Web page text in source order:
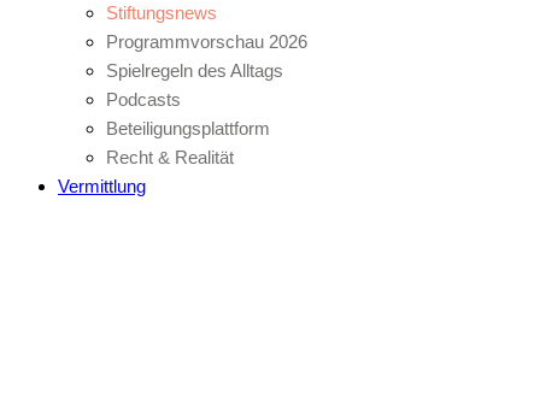
Stiftungsnews
Programmvorschau 2026
Spielregeln des Alltags
Podcasts
Beteiligungsplattform
Recht & Realität
Vermittlung